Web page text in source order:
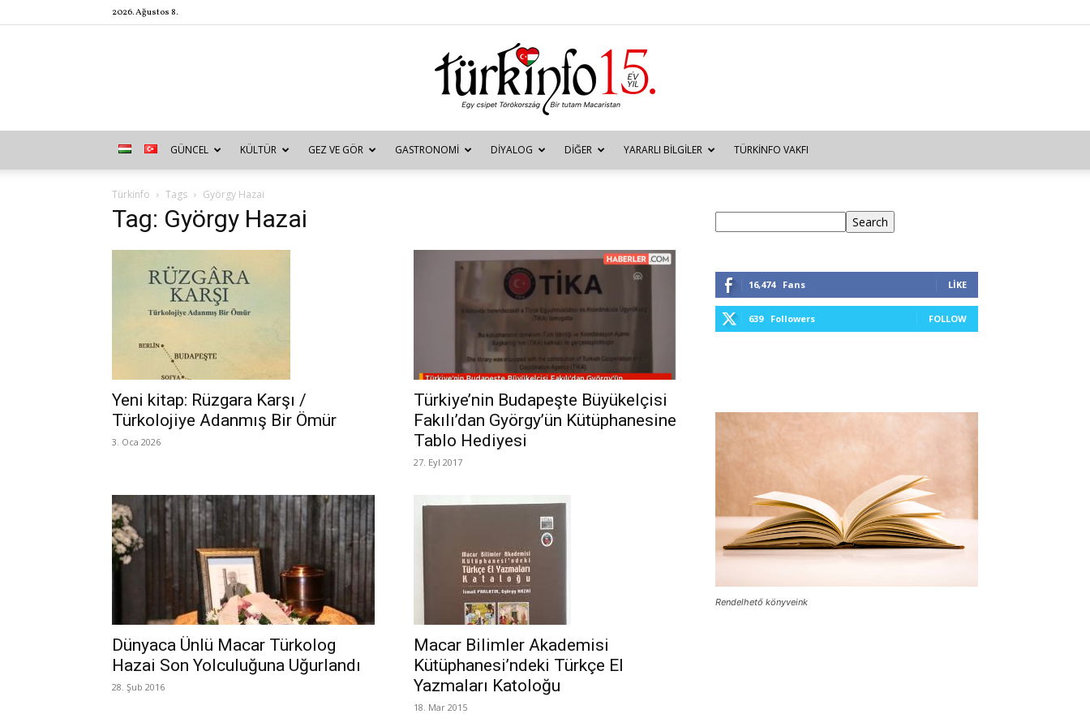
2026. Ağustos 8.
Türkinfo
GÜNCEL KÜLTÜR GEZ VE GÖR GASTRONOMI DIYALOG DIĞER YARARLI BILGILER TÜRKINFO VAKFI
Türkinfo Tags György Hazai
Tag: György Hazai
Yeni kitap: Rüzgara Karşı /
Türkolojiye Adanmış Bir Ömür
3. Oca 2026
Türkiye’nin Budapeşte Büyükelçisi
Fakılı’dan György’ün Kütüphanesine
Tablo Hediyesi
27. Eyl 2017
Dünyaca Ünlü Macar Türkolog
Hazai Son Yolculuğuna Uğurlandı
28. Şub 2016
Macar Bilimler Akademisi
Kütüphanesi’ndeki Türkçe El
Yazmaları Katoloğu
18. Mar 2015
Search
16,474 Fans LIKE
639 Followers FOLLOW
Rendelhető könyveink